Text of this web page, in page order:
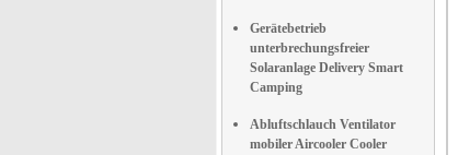
Gerätebetrieb
unterbrechungsfreier
Solaranlage Delivery Smart
Camping
Abluftschlauch Ventilator
mobiler Aircooler Cooler